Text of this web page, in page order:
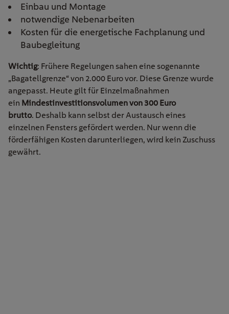
Einbau und Montage
notwendige Nebenarbeiten
Kosten für die energetische Fachplanung und
Baubegleitung
Wichtig: Frühere Regelungen sahen eine sogenannte
„Bagatellgrenze“ von 2.000 Euro vor. Diese Grenze wurde
angepasst. Heute gilt für Einzelmaßnahmen
ein Mindestinvestitionsvolumen von 300 Euro
brutto. Deshalb kann selbst der Austausch eines
einzelnen Fensters gefördert werden. Nur wenn die
förderfähigen Kosten darunterliegen, wird kein Zuschuss
gewährt.